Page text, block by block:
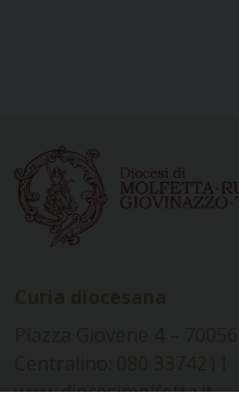
www.diocesimolfetta.it –